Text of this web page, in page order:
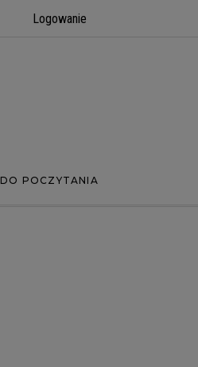
Logowanie
DO POCZYTANIA